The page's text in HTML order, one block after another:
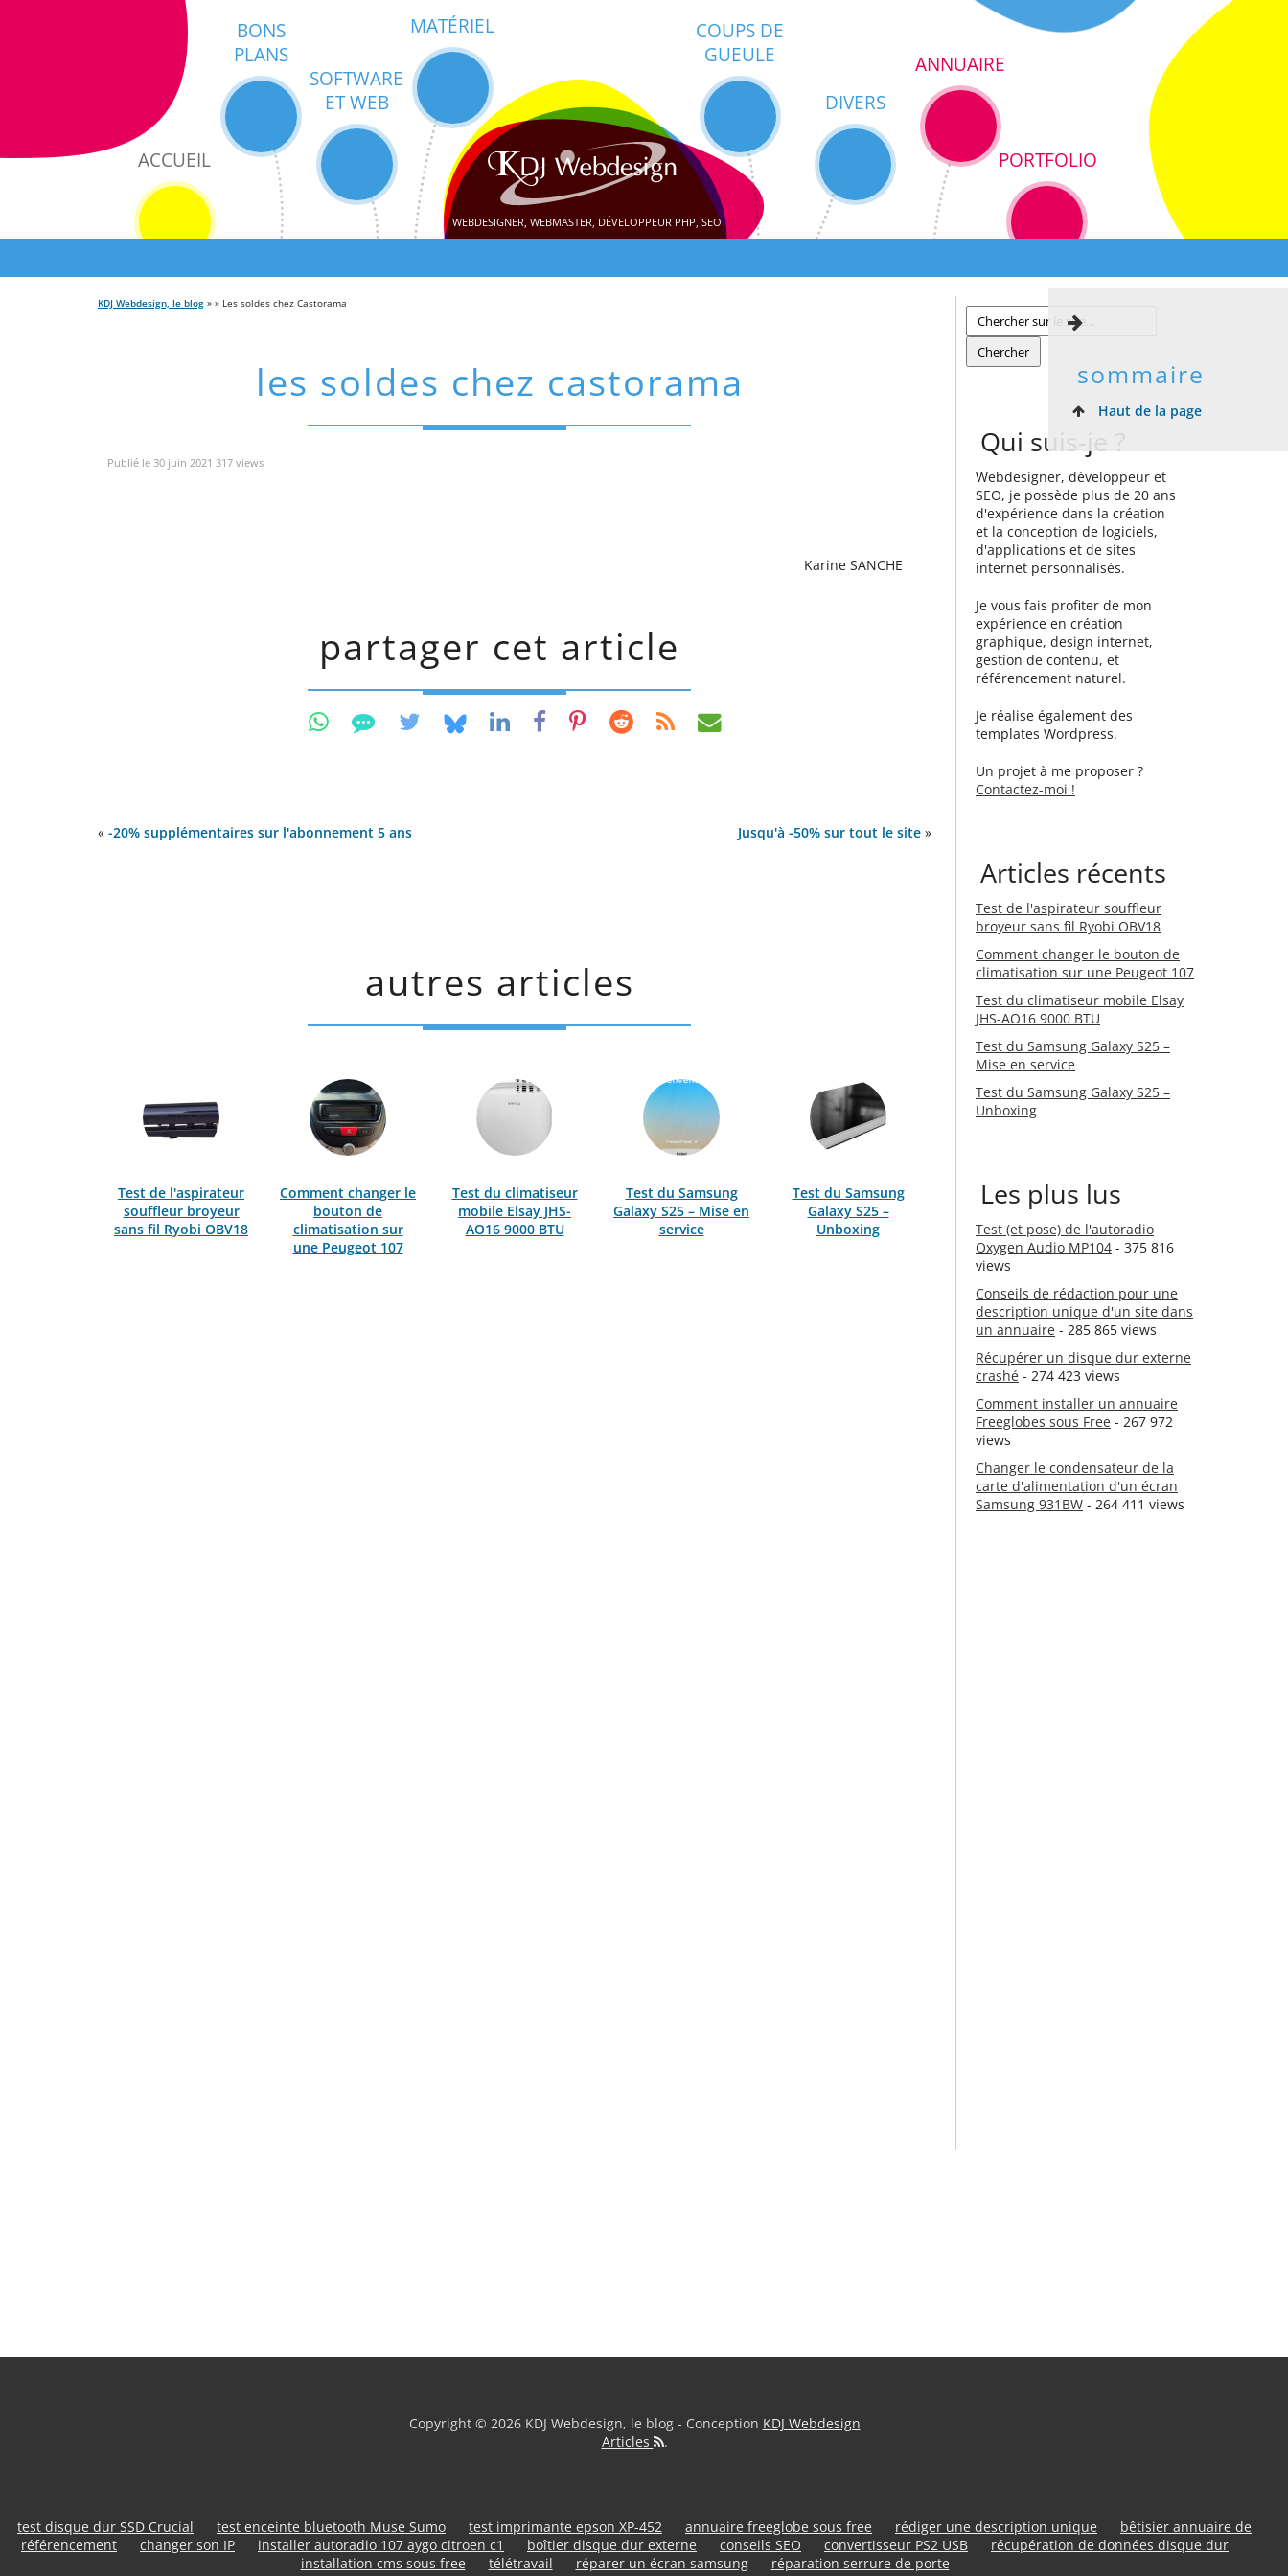
ACCUEIL
BONS
PLANS
SOFTWARE
ET WEB
MATÉRIEL
COUPS DE
GUEULE
DIVERS
ANNUAIRE
PORTFOLIO
WEBDESIGNER, WEBMASTER, DÉVELOPPEUR PHP, SEO
KDJ Webdesign, le blog » » Les soldes chez Castorama
les soldes chez castorama sommaire
Haut de la page
Publié le 30 juin 2021 317 views
Karine SANCHE
partager cet article
« -20% supplémentaires sur l'abonnement 5 ans Jusqu'à -50% sur tout le site »
autres articles
Test de l'aspirateur
souffleur broyeur
sans fil Ryobi OBV18
Comment changer le
bouton de
climatisation sur
une Peugeot 107
Test du climatiseur
mobile Elsay JHS-
AO16 9000 BTU
Test du Samsung
Galaxy S25 – Mise en
service
Test du Samsung
Galaxy S25 –
Unboxing
Qui suis-je ?
Webdesigner, développeur et
SEO, je possède plus de 20 ans
d'expérience dans la création
et la conception de logiciels,
d'applications et de sites
internet personnalisés.
Je vous fais profiter de mon
expérience en création
graphique, design internet,
gestion de contenu, et
référencement naturel.
Je réalise également des
templates Wordpress.
Un projet à me proposer ?
Contactez-moi !
Articles récents
Test de l'aspirateur souffleur
broyeur sans fil Ryobi OBV18
Comment changer le bouton de
climatisation sur une Peugeot 107
Test du climatiseur mobile Elsay
JHS-AO16 9000 BTU
Test du Samsung Galaxy S25 –
Mise en service
Test du Samsung Galaxy S25 –
Unboxing
Les plus lus
Test (et pose) de l'autoradio
Oxygen Audio MP104 - 375 816
views
Conseils de rédaction pour une
description unique d'un site dans
un annuaire - 285 865 views
Récupérer un disque dur externe
crashé - 274 423 views
Comment installer un annuaire
Freeglobes sous Free - 267 972
views
Changer le condensateur de la
carte d'alimentation d'un écran
Samsung 931BW - 264 411 views
Copyright © 2026 KDJ Webdesign, le blog - Conception KDJ Webdesign
Articles
.
test disque dur SSD Crucial test enceinte bluetooth Muse Sumo test imprimante epson XP-452 annuaire freeglobe sous free rédiger une description unique
bêtisier annuaire de
référencement
changer son IP installer autoradio 107 aygo citroen c1 boîtier disque dur externe conseils SEO convertisseur PS2 USB
récupération de données disque dur
installation cms sous free
télétravail réparer un écran samsung réparation serrure de porte